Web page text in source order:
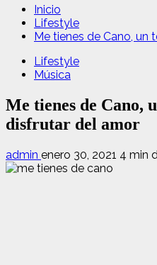
Inicio
Lifestyle
Me tienes de Cano, un
Lifestyle
Música
Me tienes de Cano,
disfrutar del amor
admin enero 30, 2021 4 min